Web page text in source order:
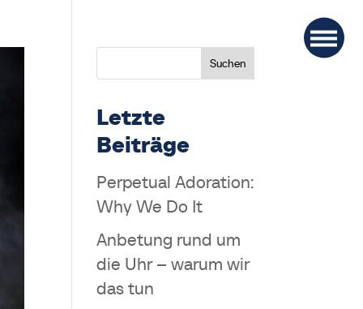
Suchen
Letzte
Beiträge
Perpetual Adoration:
Why We Do It
Anbetung rund um
die Uhr – warum wir
das tun